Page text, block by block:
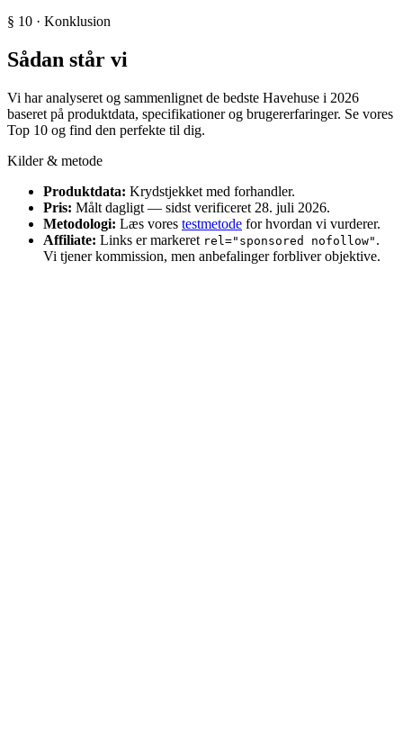
§ 10 · Konklusion
Sådan står vi
Vi har analyseret og sammenlignet de bedste Havehuse i 2026
baseret på produktdata, specifikationer og brugererfaringer. Se vores
Top 10 og find den perfekte til dig.
Kilder & metode
Produktdata: Krydstjekket med forhandler.
Pris: Målt dagligt — sidst verificeret 28. juli 2026.
Metodologi: Læs vores testmetode for hvordan vi vurderer.
Affiliate: Links er markeret rel="sponsored nofollow" .
Vi tjener kommission, men anbefalinger forbliver objektive.